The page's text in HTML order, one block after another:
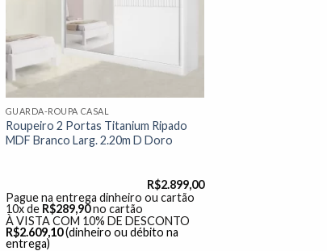
GUARDA-ROUPA CASAL
Roupeiro 2 Portas Titanium Ripado
MDF Branco Larg. 2.20m D Doro
R$2.899,00
Pague na entrega dinheiro ou cartão
10x de R$289,90 no cartão
À VISTA COM 10% DE DESCONTO
R$2.609,10 (dinheiro ou débito na
entrega)